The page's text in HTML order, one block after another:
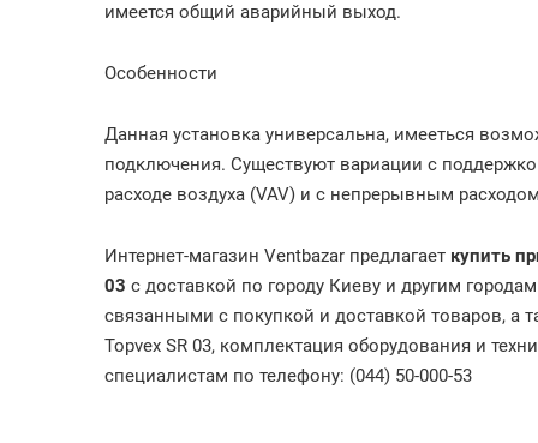
имеется общий аварийный выход.
Особенности
Данная установка универсальна, имееться
подключения. Существуют вариации с
расходе воздуха (VAV) и c непрерывным
Интернет-магазин Ventbazar предлагает купить
03 с доставкой по городу Киеву и другим
связанными с покупкой и доставкой товаров, а
Topvex SR 03, комплектация оборудования и
специалистам по телефону: (044) 50-000-53